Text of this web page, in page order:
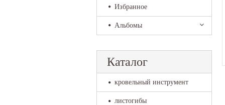
Избранное
Альбомы
Каталог
кровельный инструмент
листогибы